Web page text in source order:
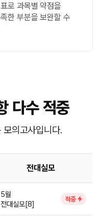
로 과목별 약점을
한 부분을 보완할 수
다수 적중
의고사입니다.
전대실모
5월
전대실모[8]
적중